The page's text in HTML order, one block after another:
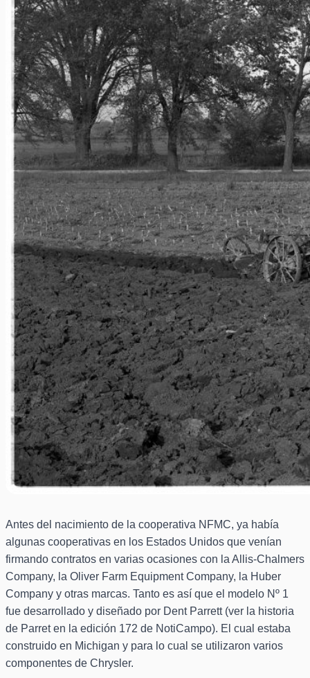
Antes del nacimiento de la cooperativa NFMC, ya había
algunas cooperativas en los Estados Unidos que venían
firmando contratos en varias ocasiones con la Allis-Chalmers
Company, la Oliver Farm Equipment Company, la Huber
Company y otras marcas. Tanto es así que el modelo Nº 1
fue desarrollado y diseñado por Dent Parrett (ver la historia
de Parret en la edición 172 de NotiCampo). El cual estaba
construido en Michigan y para lo cual se utilizaron varios
componentes de Chrysler.